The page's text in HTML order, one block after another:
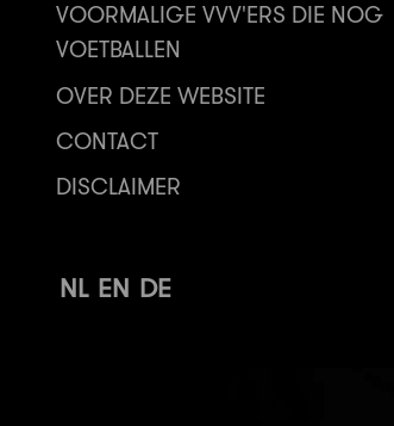
VOORMALIGE VVV'ERS DIE NOG
VOETBALLEN
OVER DEZE WEBSITE
CONTACT
DISCLAIMER
NL EN DE